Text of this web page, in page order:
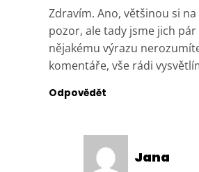
Zdravím. Ano, většinou si
pozor, ale tady jsme jich pár
nějakému výrazu
komentáře, vše rádi
Odpovědět
Jana